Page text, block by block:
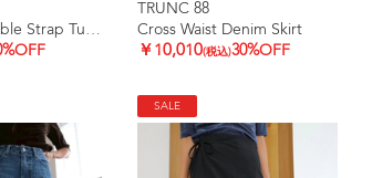
Ice touch Double Strap Tunic
TRUNC 88
Cross Waist Denim Skirt
￥10,010(税込)30%OFF
SALE